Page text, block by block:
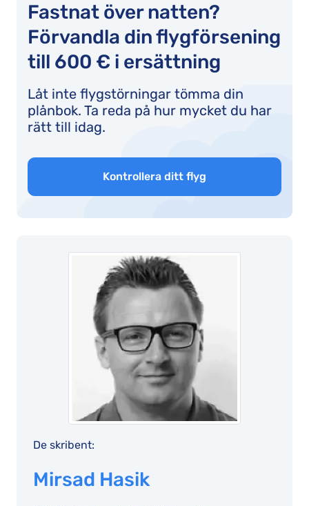
Fastnat över natten?
Förvandla din flygförsening
till 600 € i ersättning
Låt inte flygstörningar tömma din
plånbok. Ta reda på hur mycket du har
rätt till idag.
Kontrollera ditt flyg
De skribent:
Mirsad Hasik